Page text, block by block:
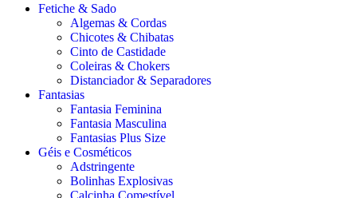
Fetiche & Sado
Algemas & Cordas
Chicotes & Chibatas
Cinto de Castidade
Coleiras & Chokers
Distanciador & Separadores
Fantasias
Fantasia Feminina
Fantasia Masculina
Fantasias Plus Size
Géis e Cosméticos
Adstringente
Bolinhas Explosivas